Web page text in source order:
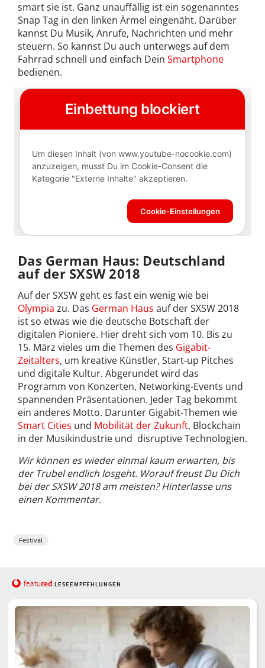
smart sie ist. Ganz unauffällig ist ein sogenanntes
Snap Tag in den linken Ärmel eingenäht. Darüber
kannst Du Musik, Anrufe, Nachrichten und mehr
steuern. So kannst Du auch unterwegs auf dem
Fahrrad schnell und einfach Dein Smartphone
bedienen.
Das German Haus: Deutschland
auf der SXSW 2018
Auf der SXSW geht es fast ein wenig wie bei
Olympia zu. Das German Haus auf der SXSW 2018
ist so etwas wie die deutsche Botschaft der
digitalen Pioniere. Hier dreht sich vom 10. Bis zu
15. März vieles um die Themen des Gigabit-
Zeitalters, um kreative Künstler, Start-up Pitches
und digitale Kultur. Abgerundet wird das
Programm von Konzerten, Networking-Events und
spannenden Präsentationen. Jeder Tag bekommt
ein anderes Motto. Darunter Gigabit-Themen wie
Smart Cities und Mobilität der Zukunft, Blockchain
in der Musikindustrie und disruptive Technologien.
Wir können es wieder einmal kaum erwarten, bis
der Trubel endlich losgeht. Worauf freust Du Dich
bei der SXSW 2018 am meisten? Hinterlasse uns
einen Kommentar.
Festival
featured LESEEMPFEHLUNGEN